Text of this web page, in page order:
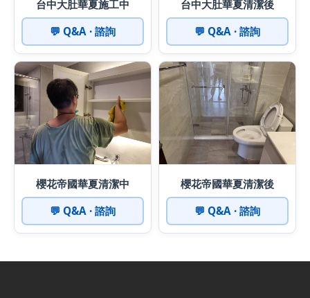
台中大肚華夏施工中
💬 Q&A · 諮詢
台中大肚華夏清潔後
💬 Q&A · 諮詢
櫻花帝國華夏清潔中
💬 Q&A · 諮詢
櫻花帝國華夏清潔後
💬 Q&A · 諮詢